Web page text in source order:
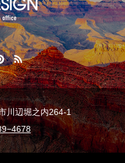
川辺堀之内264-1